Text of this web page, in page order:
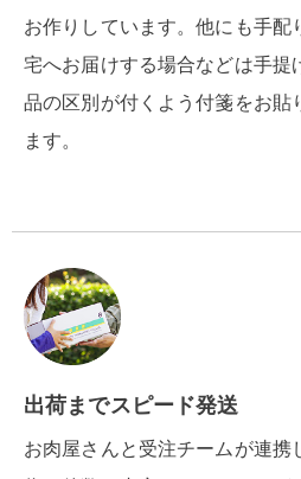
お作りしています。他にも手配
宅へお届けする場合などは手提
品の区別が付くよう付箋をお貼
ます。
出荷までスピード発送
お肉屋さんと受注チームが連携